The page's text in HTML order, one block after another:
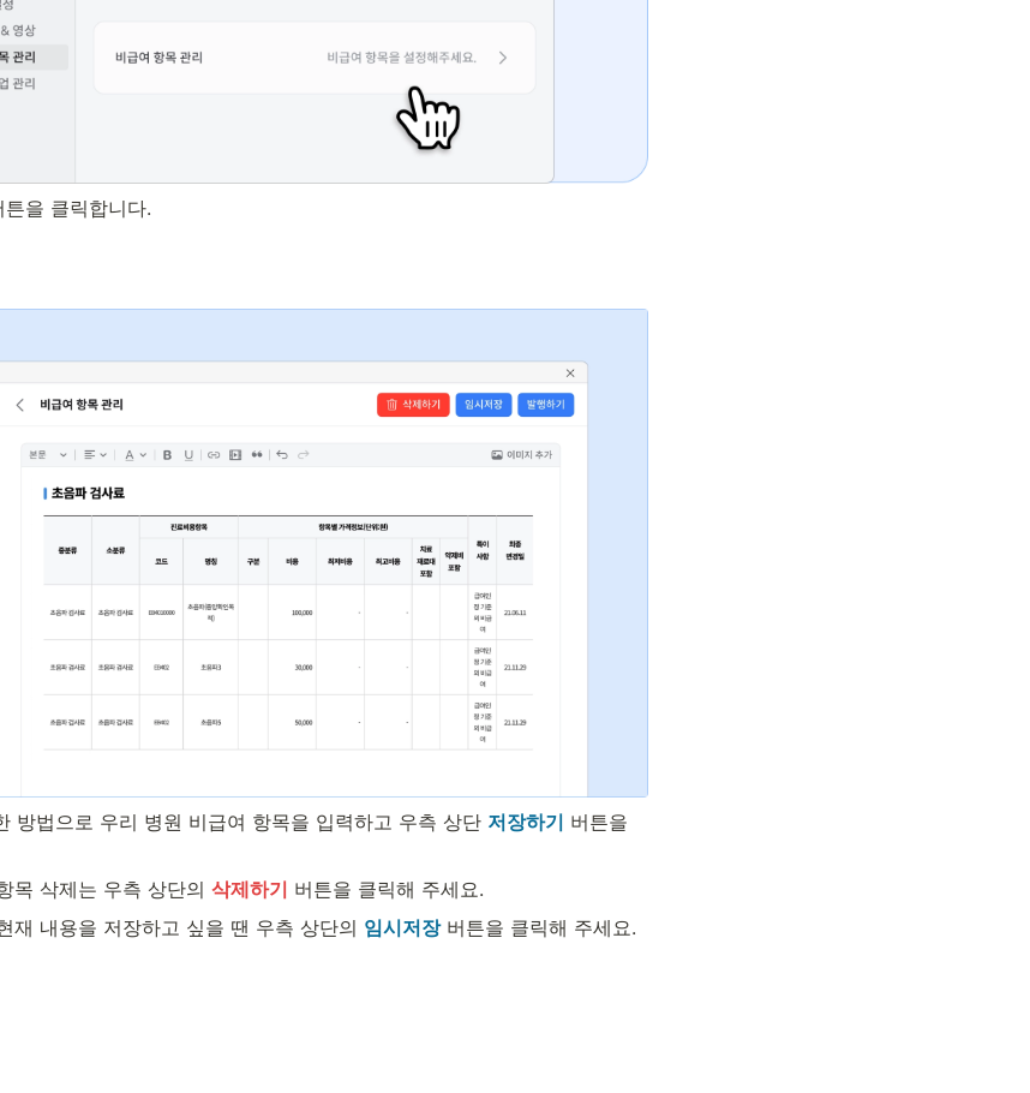
을 클릭합니다.
방법으로 우리 병원 비급여 항목을 입력하고 우측 상단 저장하기 버튼을
목 삭제는 우측 상단의 삭제하기 버튼을 클릭해 주세요.
재 내용을 저장하고 싶을 땐 우측 상단의 임시저장 버튼을 클릭해 주세요.